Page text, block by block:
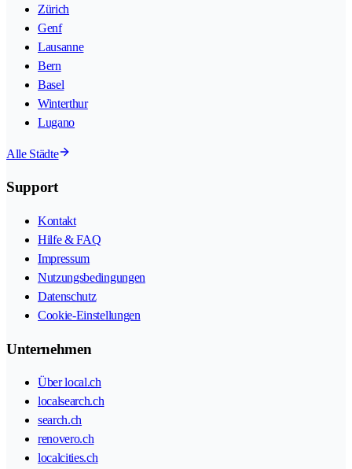
Zürich
Genf
Lausanne
Bern
Basel
Winterthur
Lugano
Alle Städte
Support
Kontakt
Hilfe & FAQ
Impressum
Nutzungsbedingungen
Datenschutz
Cookie-Einstellungen
Unternehmen
Über local.ch
localsearch.ch
search.ch
renovero.ch
localcities.ch